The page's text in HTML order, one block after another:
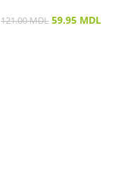
121.00MDL 59.95 MDL